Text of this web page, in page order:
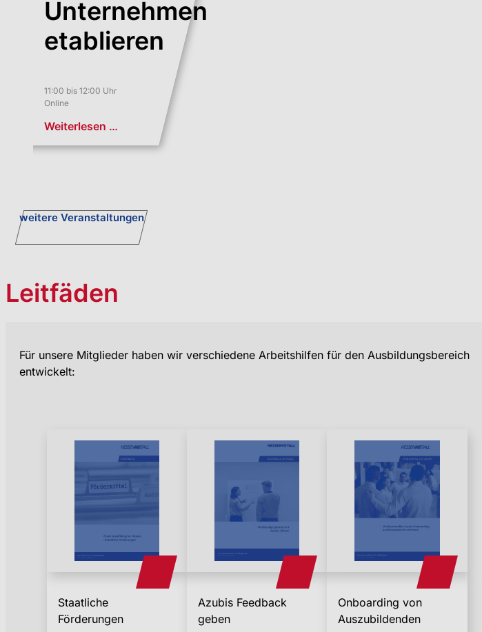
Unternehmen
etablieren
11:00 bis 12:00 Uhr
Online
Weiterlesen …
weitere Veranstaltungen
Leitfäden
Für unsere Mitglieder haben wir verschiedene Arbeitshilfen für den Ausbildungsbereich
entwickelt:
Staatliche
Förderungen
Azubis Feedback
geben
Onboarding von
Auszubildenden